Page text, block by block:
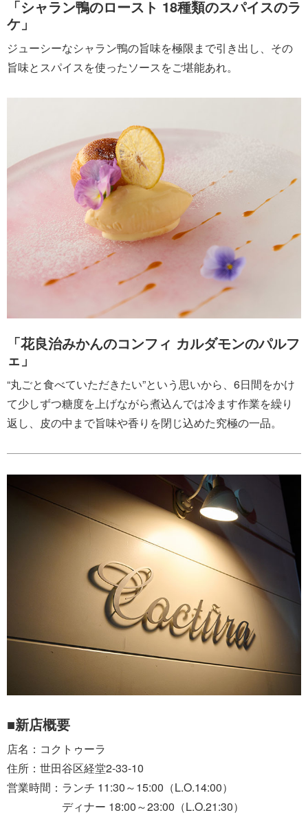
「シャラン鴨のロースト 18種類のスパイスのラ
ケ」
ジューシーなシャラン鴨の旨味を極限まで引き出し、その
旨味とスパイスを使ったソースをご堪能あれ。
「花良治みかんのコンフィ カルダモンのパルフ
ェ」
“丸ごと食べていただきたい”という思いから、6日間をかけ
て少しずつ糖度を上げながら煮込んでは冷ます作業を繰り
返し、皮の中まで旨味や香りを閉じ込めた究極の一品。
■新店概要
店名：コクトゥーラ
住所：世田谷区経堂2-33-10
営業時間：ランチ 11:30～15:00（L.O.14:00）
ディナー 18:00～23:00（L.O.21:30）